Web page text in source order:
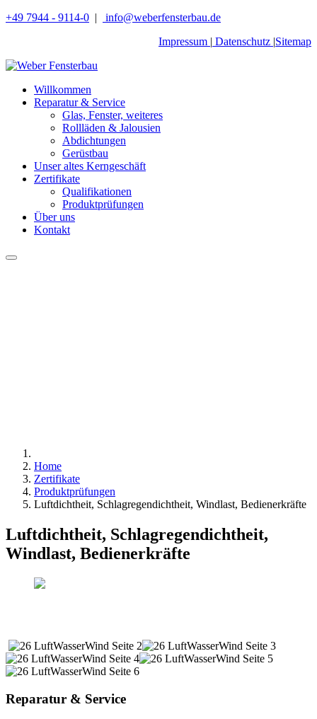
+49 7944 - 9114-0 |
info@weberfensterbau.de
Impressum | Datenschutz |Sitemap
Willkommen
Reparatur & Service
Glas, Fenster, weiteres
Rollläden & Jalousien
Abdichtungen
Gerüstbau
Unser altes Kerngeschäft
Zertifikate
Qualifikationen
Produktprüfungen
Über uns
Kontakt
Home
Zertifikate
Produktprüfungen
Luftdichtheit, Schlagregendichtheit, Windlast, Bedienerkräfte
Luftdichtheit, Schlagregendichtheit,
Windlast, Bedienerkräfte
Reparatur & Service